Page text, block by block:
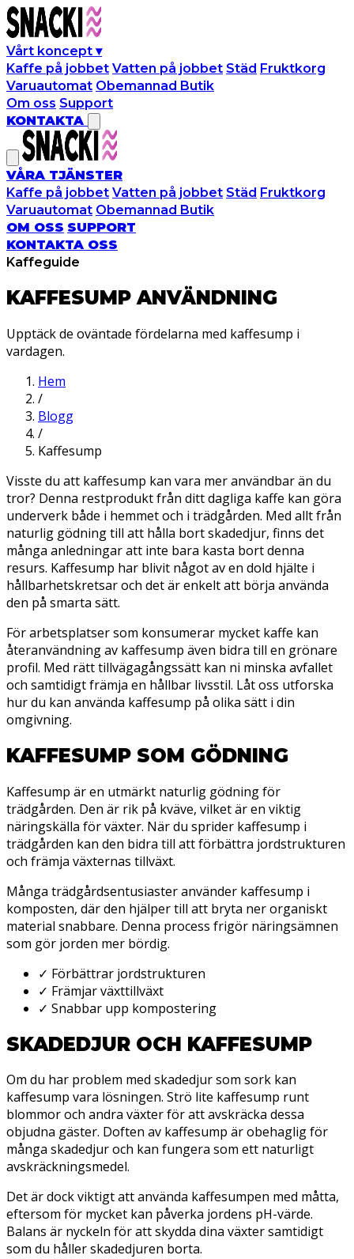
Vårt koncept ▾
Kaffe på jobbet Vatten på jobbet Städ Fruktkorg
Varuautomat Obemannad Butik
Om oss Support
KONTAKTA
VÅRA TJÄNSTER
Kaffe på jobbet Vatten på jobbet Städ Fruktkorg
Varuautomat Obemannad Butik
OM OSS SUPPORT
KONTAKTA OSS
Kaffeguide
KAFFESUMPANVÄNDNING
Upptäck de oväntade fördelarna med kaffesump i
vardagen.
Hem
/
Blogg
/
Kaffesump
Visste du att kaffesump kan vara mer användbar än du
tror? Denna restprodukt från ditt dagliga kaffe kan göra
underverk både i hemmet och i trädgården. Med allt från
naturlig gödning till att hålla bort skadedjur, finns det
många anledningar att inte bara kasta bort denna
resurs. Kaffesump har blivit något av en dold hjälte i
hållbarhetskretsar och det är enkelt att börja använda
den på smarta sätt.
För arbetsplatser som konsumerar mycket kaffe kan
återanvändning av kaffesump även bidra till en grönare
profil. Med rätt tillvägagångssätt kan ni minska avfallet
och samtidigt främja en hållbar livsstil. Låt oss utforska
hur du kan använda kaffesump på olika sätt i din
omgivning.
KAFFESUMP SOM GÖDNING
Kaffesump är en utmärkt naturlig gödning för
trädgården. Den är rik på kväve, vilket är en viktig
näringskälla för växter. När du sprider kaffesump i
trädgården kan den bidra till att förbättra jordstrukturen
och främja växternas tillväxt.
Många trädgårdsentusiaster använder kaffesump i
komposten, där den hjälper till att bryta ner organiskt
material snabbare. Denna process frigör näringsämnen
som gör jorden mer bördig.
✓ Förbättrar jordstrukturen
✓ Främjar växttillväxt
✓ Snabbar upp kompostering
SKADEDJUR OCH KAFFESUMP
Om du har problem med skadedjur som sork kan
kaffesump vara lösningen. Strö lite kaffesump runt
blommor och andra växter för att avskräcka dessa
objudna gäster. Doften av kaffesump är obehaglig för
många skadedjur och kan fungera som ett naturligt
avskräckningsmedel.
Det är dock viktigt att använda kaffesumpen med måtta,
eftersom för mycket kan påverka jordens pH-värde.
Balans är nyckeln för att skydda dina växter samtidigt
som du håller skadedjuren borta.